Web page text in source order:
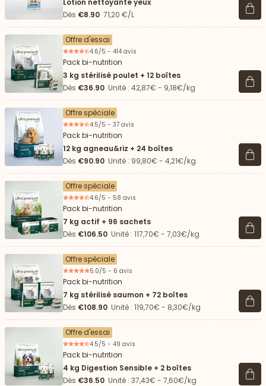
Lotion nettoyante yeux
Dès €8.90 71,20 €/L Voir
Offre d'essai
4.6/5 - 414 avis
Pack bi-nutrition
3 kg stérilisé poulet + 12 boîtes
Dès €36.90 Unité : 42,87€ - 9,18€/kg Voir
Offre spéciale
4.5/5 - 37 avis
Pack bi-nutrition
12 kg agneau&riz + 24 boîtes
Dès €90.90 Unité : 99,80€ - 4,21€/kg Voir
Offre spéciale
4.6/5 - 58 avis
Pack bi-nutrition
7 kg actif + 96 sachets
Dès €106.50 Unité : 117,70€ - 7,03€/kg Voir
Offre spéciale
5.0/5 - 6 avis
Pack bi-nutrition
7 kg stérilisé saumon + 72 boîtes
Dès €108.90 Unité : 119,70€ - 8,30€/kg Voir
Offre d'essai
4.5/5 - 49 avis
Pack bi-nutrition
4 kg Digestion Sensible + 2 boîtes
Dès €36.50 Unité : 37,43€ - 7,60€/kg Voir